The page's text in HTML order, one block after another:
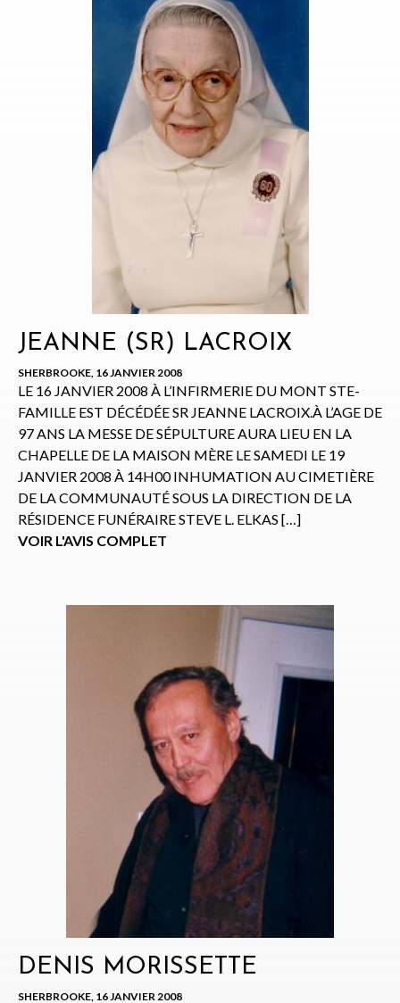
JEANNE (SR) LACROIX
SHERBROOKE, 16 JANVIER 2008
LE 16 JANVIER 2008 À L’INFIRMERIE DU MONT STE-
FAMILLE EST DÉCÉDÉE SR JEANNE LACROIX.À L’AGE DE
97 ANS LA MESSE DE SÉPULTURE AURA LIEU EN LA
CHAPELLE DE LA MAISON MÈRE LE SAMEDI LE 19
JANVIER 2008 À 14H00 INHUMATION AU CIMETIÈRE
DE LA COMMUNAUTÉ SOUS LA DIRECTION DE LA
RÉSIDENCE FUNÉRAIRE STEVE L. ELKAS […]
VOIR L'AVIS COMPLET
DENIS MORISSETTE
SHERBROOKE, 16 JANVIER 2008